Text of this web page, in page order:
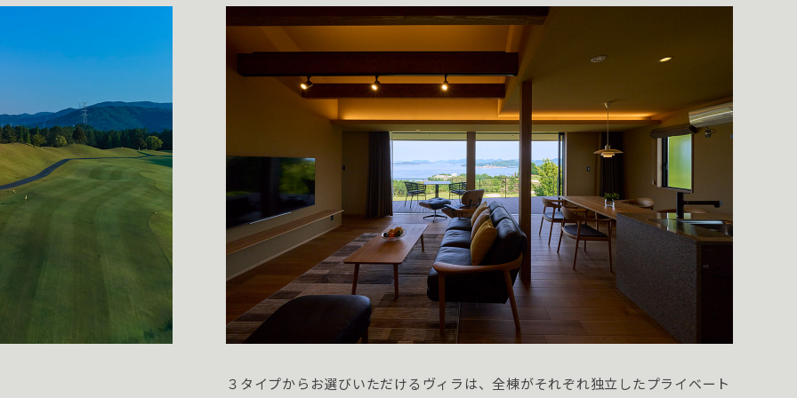
３タイプからお選びいただけるヴィラは、全棟がそれぞれ独立したプライベート